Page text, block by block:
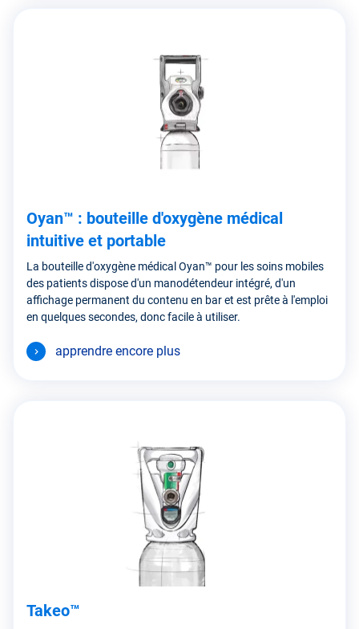
Oyan™ : bouteille d'oxygène médical
intuitive et portable
La bouteille d'oxygène médical Oyan™ pour les soins mobiles
des patients dispose d'un manodétendeur intégré, d'un
affichage permanent du contenu en bar et est prête à l'emploi
en quelques secondes, donc facile à utiliser.
apprendre encore plus
Takeo™